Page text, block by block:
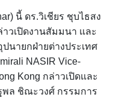
นี้ ดร.วิเชียร ชุบไธสง
วเปิดงานสัมมนา และ
นายกฝ่ายต่างประเทศ
NASIR Vice-
Kong กล่าวเปิดและ
ล ชิณะวงศ์ กรรมการ